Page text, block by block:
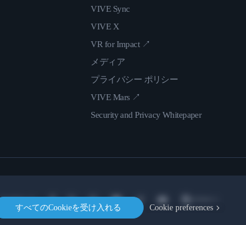
すべてのCookieを受け入れる Cookie preferences
VIVE Sync
VIVE X
VR for Impact ↗
メディア
プライバシー ポリシー
VIVE Mars ↗
Security and Privacy Whitepaper
Location